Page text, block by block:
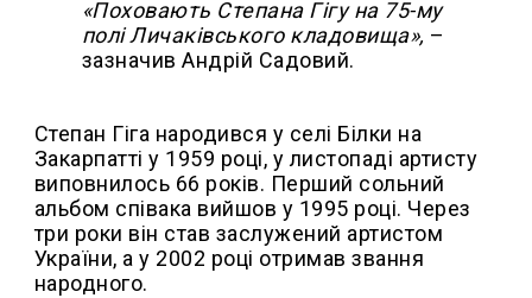
«Поховають Степана Гігу на 75-му
полі Личаківського кладовища», –
зазначив Андрій Садовий.
Степан Гіга народився у селі Білки на
Закарпатті у 1959 році, у листопаді артисту
виповнилось 66 років. Перший сольний
альбом співака вийшов у 1995 році. Через
три роки він став заслужений артистом
України, а у 2002 році отримав звання
народного.